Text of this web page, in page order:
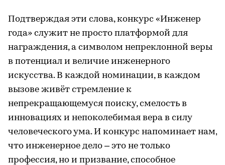
Подтверждая эти слова, конкурс «Инженер
года» служит не просто платформой для
награждения, а символом непреклонной веры
в потенциал и величие инженерного
искусства. В каждой номинации, в каждом
вызове живёт стремление к
непрекращающемуся поиску, смелость в
инновациях и непоколебимая вера в силу
человеческого ума. И конкурс напоминает нам,
что инженерное дело – это не только
профессия, но и призвание, способное